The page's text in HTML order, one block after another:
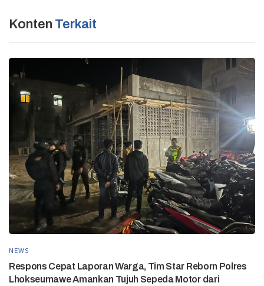
Konten Terkait
NEWS
Respons Cepat Laporan Warga, Tim Star Reborn Polres
Lhokseumawe Amankan Tujuh Sepeda Motor dari